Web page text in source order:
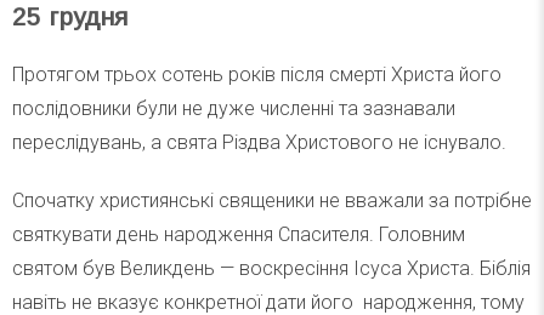
25 грудня
Протягом трьох сотень років після смерті Христа його
послідовники були не дуже численні та зазнавали
переслідувань, а свята Різдва Христового не існувало.
Спочатку християнські священики не вважали за потрібне
святкувати день народження Спасителя. Головним
святом був Великдень — воскресіння Ісуса Христа. Біблія
навіть не вказує конкретної дати його народження, тому